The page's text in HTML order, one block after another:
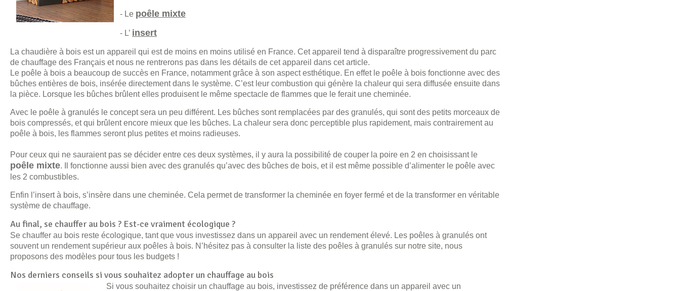
- Le poêle mixte
- L’ insert
La chaudière à bois est un appareil qui est de moins en moins utilisé en France. Cet appareil tend à disparaître progressivement du parc
de chauffage des Français et nous ne rentrerons pas dans les détails de cet appareil dans cet article.
Le poêle à bois a beaucoup de succès en France, notamment grâce à son aspect esthétique. En effet le poêle à bois fonctionne avec des
bûches entières de bois, insérée directement dans le système. C’est leur combustion qui génère la chaleur qui sera diffusée ensuite dans
la pièce. Lorsque les bûches brûlent elles produisent le même spectacle de flammes que le ferait une cheminée.
Avec le poêle à granulés le concept sera un peu différent. Les bûches sont remplacées par des granulés, qui sont des petits morceaux de
bois compressés, et qui brûlent encore mieux que les bûches. La chaleur sera donc perceptible plus rapidement, mais contrairement au
poêle à bois, les flammes seront plus petites et moins radieuses.
Pour ceux qui ne sauraient pas se décider entre ces deux systèmes, il y aura la possibilité de couper la poire en 2 en choisissant le
poêle mixte. Il fonctionne aussi bien avec des granulés qu’avec des bûches de bois, et il est même possible d’alimenter le poêle avec
les 2 combustibles.
Enfin l’insert à bois, s’insère dans une cheminée. Cela permet de transformer la cheminée en foyer fermé et de la transformer en véritable
système de chauffage.
Au final, se chauffer au bois ? Est-ce vraiment écologique ?
Se chauffer au bois reste écologique, tant que vous investissez dans un appareil avec un rendement élevé. Les poêles à granulés ont
souvent un rendement supérieur aux poêles à bois. N’hésitez pas à consulter la liste des poêles à granulés sur notre site, nous
proposons des modèles pour tous les budgets !
Nos derniers conseils si vous souhaitez adopter un chauffage au bois
Si vous souhaitez choisir un chauffage au bois, investissez de préférence dans un appareil avec un